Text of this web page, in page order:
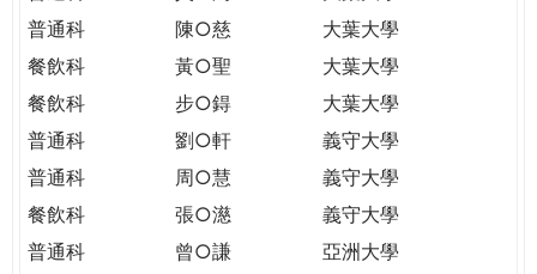
普通科
陳○慈
大葉大學
餐飲科
黃○聖
大葉大學
餐飲科
步○鍀
大葉大學
普通科
劉○軒
義守大學
普通科
周○慧
義守大學
餐飲科
張○濨
義守大學
普通科
曾○謙
亞洲大學